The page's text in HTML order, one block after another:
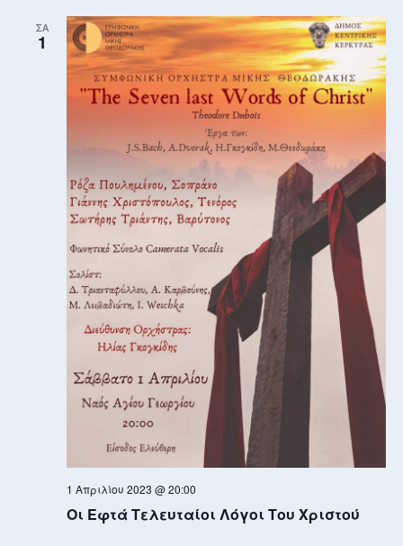
ΣΑ
1
1 Απριλίου 2023 @ 20:00
Οι Εφτά Τελευταίοι Λόγοι Του Χριστού